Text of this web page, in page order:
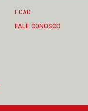
ECAD
FALE CONOSCO